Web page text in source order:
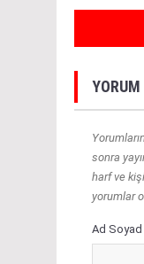
sonra
harf ve
yorumlar
Ad Soyad